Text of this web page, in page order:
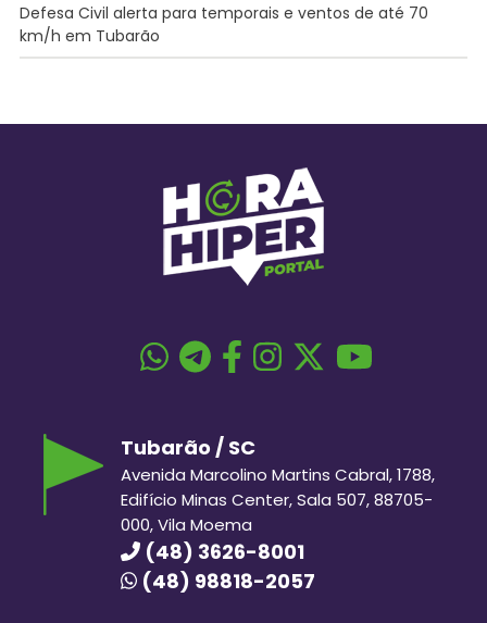
Defesa Civil alerta para temporais e ventos de até 70
km/h em Tubarão
Tubarão / SC
Avenida Marcolino Martins Cabral, 1788,
Edifício Minas Center, Sala 507, 88705-
000, Vila Moema
(48) 3626-8001
(48) 98818-2057